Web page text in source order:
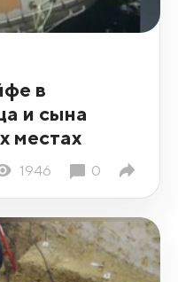
в
и сына
местах
1946 0